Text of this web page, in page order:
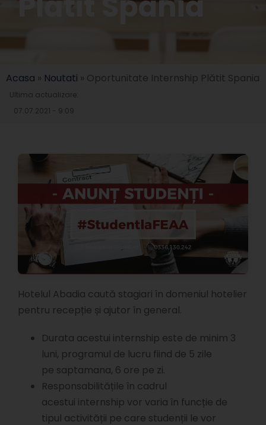
Acasa » Noutati » Oportunitate Internship Plătit Spania
Ultima actualizare:
07.07.2021 - 9:09
Hotelul Abadia caută stagiari în domeniul hotelier
pentru recepție și ajutor în general.
Durata acestui internship este de minim 3
luni, programul de lucru fiind de 5 zile
pe saptamana, 6 ore pe zi.
Responsabilitățile în cadrul
acestui internship vor varia în funcție de
tipul activității pe care studenții le vor